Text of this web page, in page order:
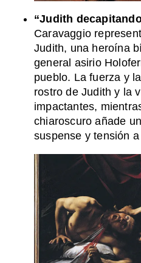
“Judith
Caravaggio
Judith, una heroína
general asirio
pueblo. La fuerza y
rostro de Judith y la
impactantes,
chiaroscuro añade
suspense y tensión